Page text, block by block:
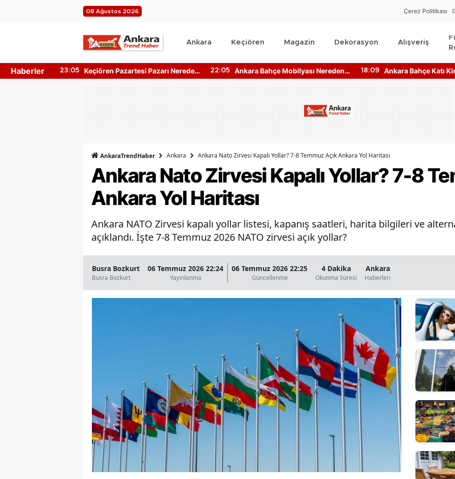
08 Ağustos 2026 Çerez Politikası
Ankara Keçiören Magazin Dekorasyon Alışveriş
Haberler
Nerede?
Saati
22:05
Ankara Bahçe Mobilyası Nereden
Alınır? Mobilya Kumaş Türleri
18:09
Ankara Bahçe Katı Kiralık Daire
Fiyatları Ne Kadar?
15:17
Ankara Konser
2026 Kimler
AnkaraTrendHaber Ankara Ankara Nato Zirvesi Kapalı Yollar? 7-8 Temmuz Açık Ankara Yol Haritası
Ankara Nato Zirvesi Kapalı Yollar? 7-8
Ankara Yol Haritası
Ankara NATO Zirvesi kapalı yollar listesi, kapanış saatleri, harita bilgileri ve
açıklandı. İşte 7-8 Temmuz 2026 NATO zirvesi açık yollar?
Busra Bozkurt
Busra Bozkurt
06 Temmuz 2026 22:24
Yayınlanma
06 Temmuz 2026 22:25
Güncellenme
4 Dakika
Okunma Süresi
Ankara
Haberleri